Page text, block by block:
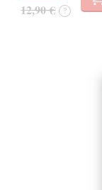
12,90 € ?